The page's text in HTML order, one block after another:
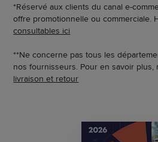
*Réservé aux clients du canal e-
offre promotionnelle ou commerciale.
consultables ici
**Ne concerne pas tous les
nos fournisseurs. Pour en savoir
livraison et retour